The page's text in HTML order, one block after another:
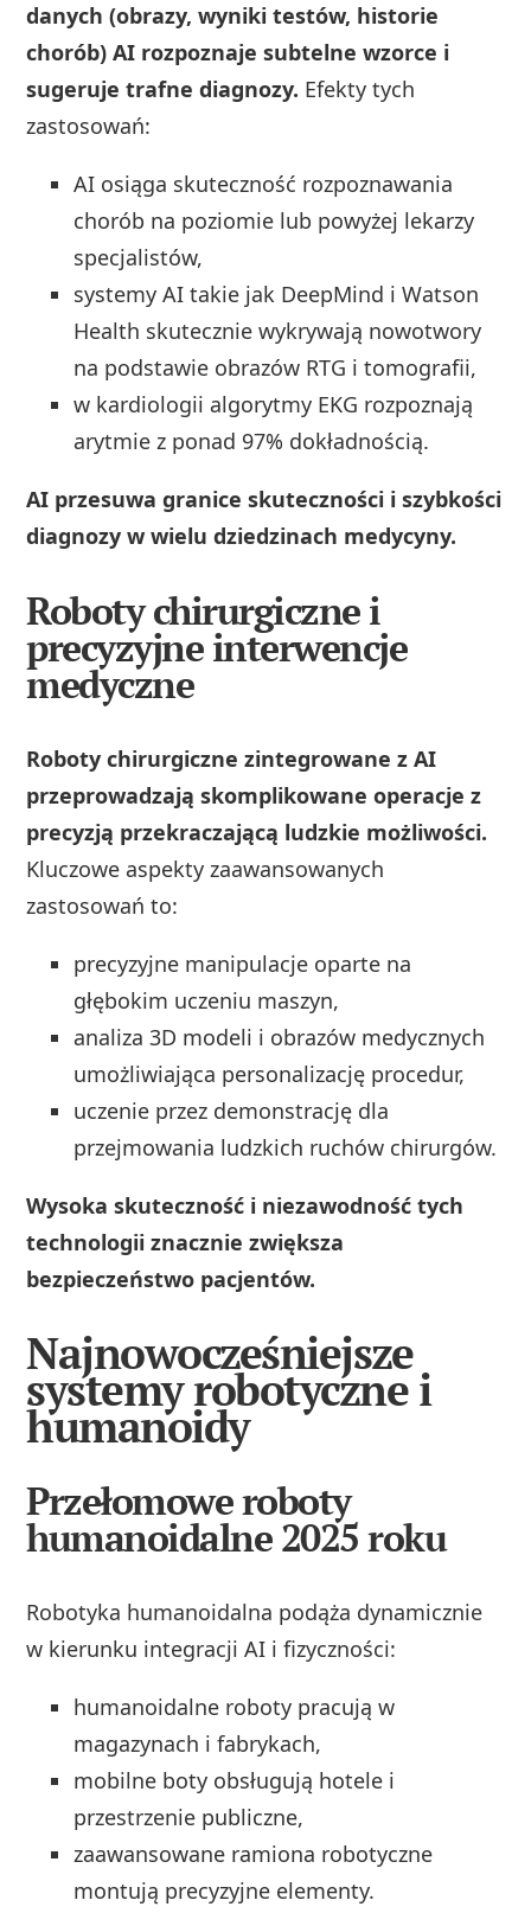
danych (obrazy, wyniki testów, historie
chorób) AI rozpoznaje subtelne wzorce i
sugeruje trafne diagnozy. Efekty tych
zastosowań:
AI osiąga skuteczność rozpoznawania
chorób na poziomie lub powyżej lekarzy
specjalistów,
systemy AI takie jak DeepMind i Watson
Health skutecznie wykrywają nowotwory
na podstawie obrazów RTG i tomografii,
w kardiologii algorytmy EKG rozpoznają
arytmie z ponad 97% dokładnością.
AI przesuwa granice skuteczności i szybkości
diagnozy w wielu dziedzinach medycyny.
Roboty chirurgiczne i
precyzyjne interwencje
medyczne
Roboty chirurgiczne zintegrowane z AI
przeprowadzają skomplikowane operacje z
precyzją przekraczającą ludzkie możliwości.
Kluczowe aspekty zaawansowanych
zastosowań to:
precyzyjne manipulacje oparte na
głębokim uczeniu maszyn,
analiza 3D modeli i obrazów medycznych
umożliwiająca personalizację procedur,
uczenie przez demonstrację dla
przejmowania ludzkich ruchów chirurgów.
Wysoka skuteczność i niezawodność tych
technologii znacznie zwiększa
bezpieczeństwo pacjentów.
Najnowocześniejsze
systemy robotyczne i
humanoidy
Przełomowe roboty
humanoidalne 2025 roku
Robotyka humanoidalna podąża dynamicznie
w kierunku integracji AI i fizyczności:
humanoidalne roboty pracują w
magazynach i fabrykach,
mobilne boty obsługują hotele i
przestrzenie publiczne,
zaawansowane ramiona robotyczne
montują precyzyjne elementy.